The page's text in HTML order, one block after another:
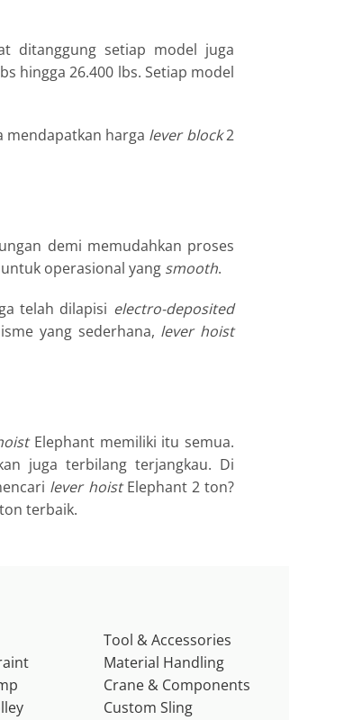
ditanggung setiap model juga
hingga 26.400 lbs. Setiap model
mendapatkan harga lever block2
demi memudahkan proses
operasional yang smooth.
telah dilapisi electro-deposited
yang sederhana, lever hoist
Elephant memiliki itu semua.
juga terbilang terjangkau. Di
lever hoistElephant 2 ton?
terbaik.
Tool & Accessories
Material Handling
Crane & Components
Custom Sling